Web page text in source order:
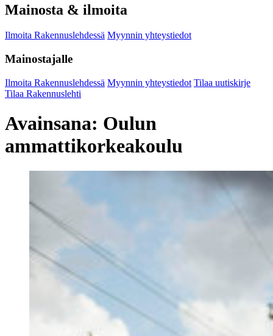
Mainosta & ilmoita
Ilmoita Rakennuslehdessä Myynnin yhteystiedot
Mainostajalle
Ilmoita Rakennuslehdessä Myynnin yhteystiedot Tilaa uutiskirje
Tilaa Rakennuslehti
Avainsana: Oulun
ammattikorkeakoulu